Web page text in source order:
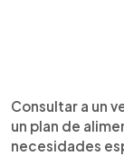
Consultar a un
un plan de
necesidades